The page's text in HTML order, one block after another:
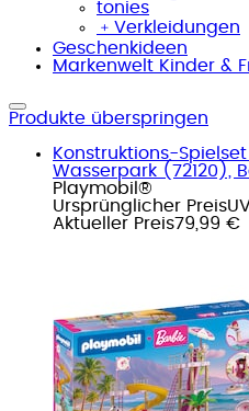
tonies
﹢ Verkleidungen
Geschenkideen
Markenwelt Kinder &
Produkte überspringen
Konstruktions-Spielset
Wasserpark (72120),
Playmobil®
Ursprünglicher Preis
Aktueller Preis79,99 €